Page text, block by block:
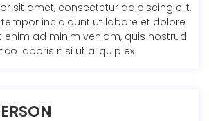
sit amet, consectetur adipiscing elit,
incididunt ut labore et dolore
enim ad minim veniam, quis nostrud
laboris nisi ut aliquip ex